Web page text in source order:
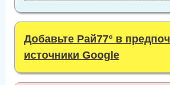
Добавьте Рай77° в
источники Google